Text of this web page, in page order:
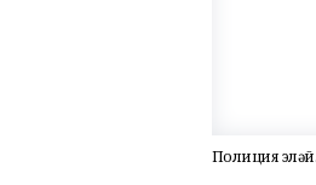
Полиция